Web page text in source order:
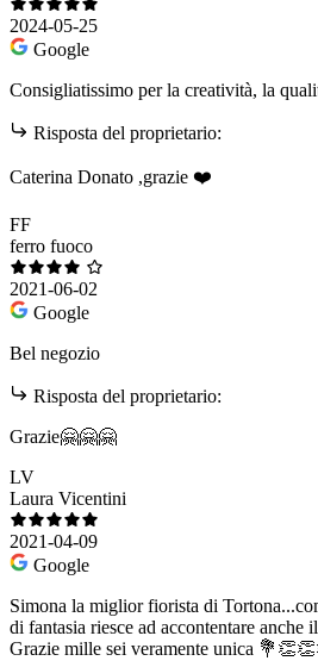
2024-05-25
Google
Consigliatissimo per la creatività, la
Risposta del proprietario:
Caterina Donato ,grazie ❤️
FF
ferro fuoco
2021-06-02
Google
Bel negozio
Risposta del proprietario:
Grazie🤗🤗🤗
LV
Laura Vicentini
2021-04-09
Google
Simona la miglior fiorista di
di fantasia riesce ad accontentare anche
Grazie mille sei veramente unica